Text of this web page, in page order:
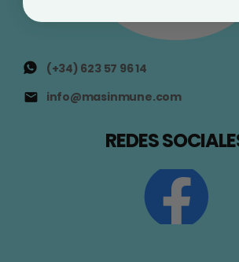
(+34) 623 57 96 14
info@masinmune.com
REDES